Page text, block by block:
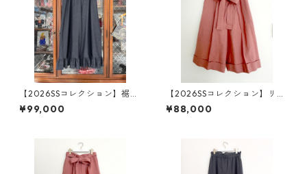
【2026SSコレクション】裾フ
リル・ダブルワイドワイドパ
ンツ ソフト・デニム
¥99,000
【2026SSコレクション】リネ
ン・キュロット ピンク
¥88,000